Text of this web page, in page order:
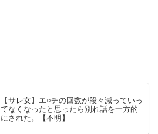
【サレ女】エ○チの回数が段々減っていっ
てなくなったと思ったら別れ話を一方的
にされた。【不明】